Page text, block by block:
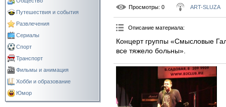
Путешествия и события
Развлечения
Сериалы
Спорт
Транспорт
Фильмы и анимация
Хобби и образование
Юмор
Просмотры: 0 ART-SLUZA
Описание материала:
Концерт группы «Смысловые
все тяжело больны».